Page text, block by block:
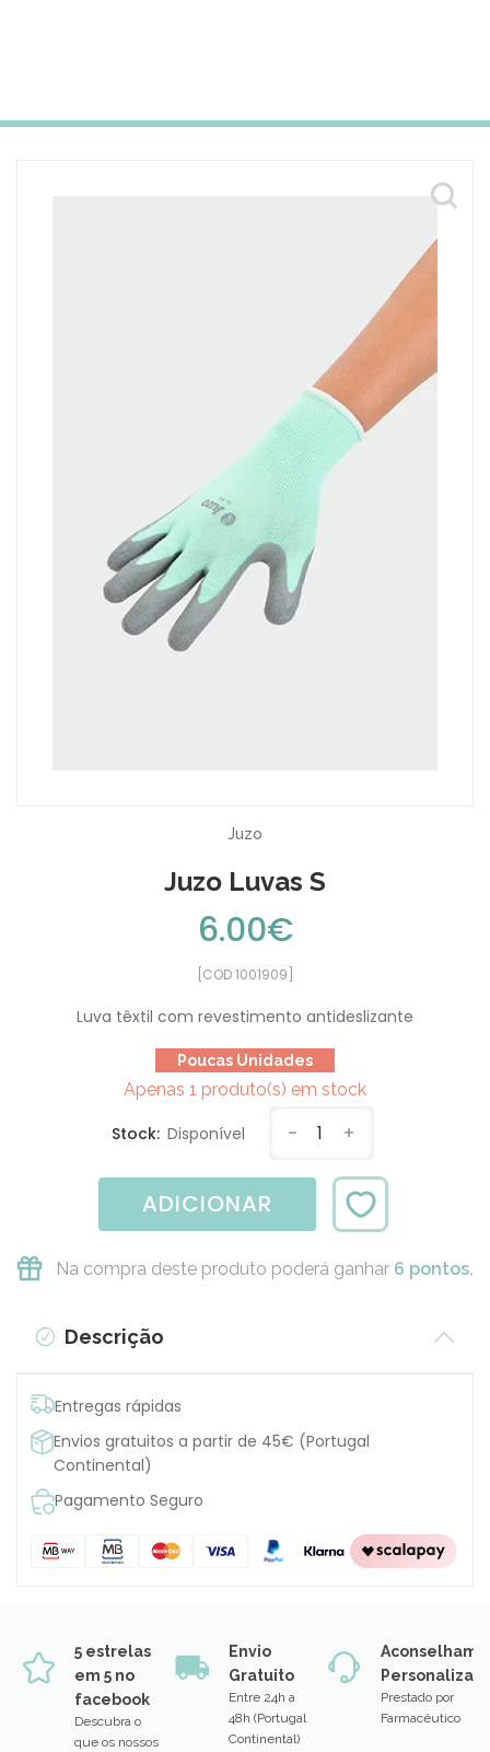
Juzo
Juzo Luvas S
6.00€
[COD 1001909]
Luva têxtil com revestimento antideslizante
Poucas Unidades
Apenas 1 produto(s) em stock
Stock: Disponível - 1 +
ADICIONAR
Na compra deste produto poderá ganhar 6 pontos.
Descrição
Entregas rápidas
Envios gratuitos a partir de 45€ (Portugal
Continental)
Pagamento Seguro
5 estrelas
em 5 no
facebook
Descubra o
que os nossos
Envio
Gratuito
Entre 24h a
48h (Portugal
Continental)
Prestado por
Farmacêutico